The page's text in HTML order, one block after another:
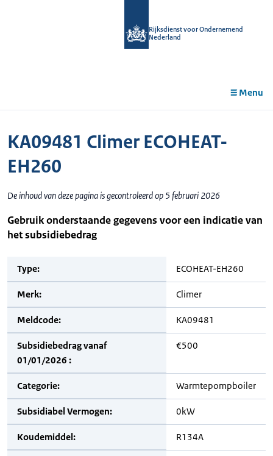
Rijksdienst voor Ondernemend
Nederland
Menu
KA09481 Climer ECOHEAT-
EH260
De inhoud van deze pagina is gecontroleerd op 5 februari 2026
Gebruik onderstaande gegevens voor een indicatie van
het subsidiebedrag
Type: ECOHEAT-EH260
Merk: Climer
Meldcode: KA09481
Subsidiebedrag vanaf
01/01/2026 :
€500
Categorie: Warmtepompboiler
Subsidiabel Vermogen: 0kW
Koudemiddel: R134A